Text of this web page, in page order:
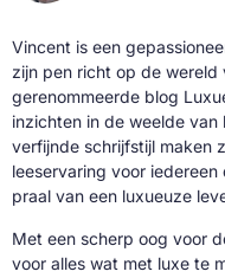
Vincent is een
zijn pen richt op de wereld
gerenommeerde blog
inzichten in de weelde
verfijnde schrijfstijl maken
leeservaring voor
praal van een luxueuze
Met een scherp oog voor
voor alles wat met luxe te